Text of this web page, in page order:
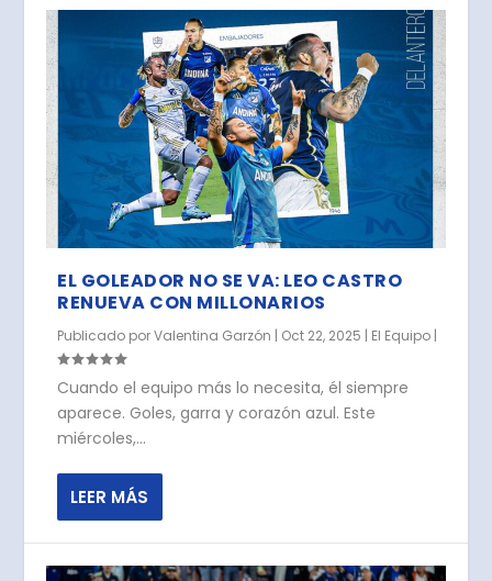
EL GOLEADOR NO SE VA: LEO CASTRO
RENUEVA CON MILLONARIOS
Publicado porValentina Garzón | Oct 22, 2025 | El Equipo |
Cuando el equipo más lo necesita, él siempre
aparece. Goles, garra y corazón azul. Este
miércoles,...
LEER MÁS